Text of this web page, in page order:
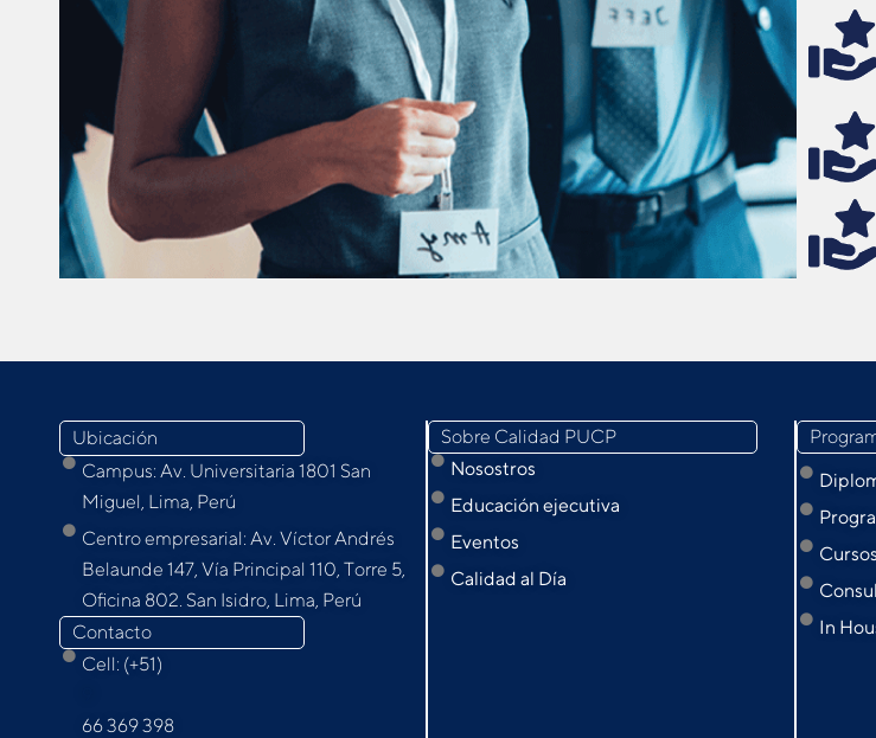
Ubicación
Campus: Av. Universitaria 1801 San
Miguel, Lima, Perú
Centro empresarial: Av. Víctor Andrés
Belaunde 147, Vía Principal 110, Torre 5,
Oﬁcina 802. San Isidro, Lima, Perú
Contacto
Cell: (+51)
66 369 398
Sobre Calidad PUCP
Nosostros
Educación ejecutiva
Eventos
Calidad al Día
Cursos
In